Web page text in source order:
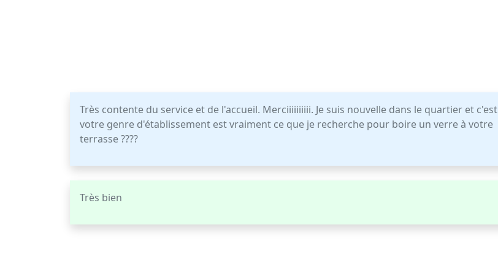
Très contente du service et de l'accueil. Merciiiiiiiiii. Je suis nouvelle dans le quartier et c'est
votre genre d'établissement est vraiment ce que je recherche pour boire un verre à votre
terrasse ????
Très bien